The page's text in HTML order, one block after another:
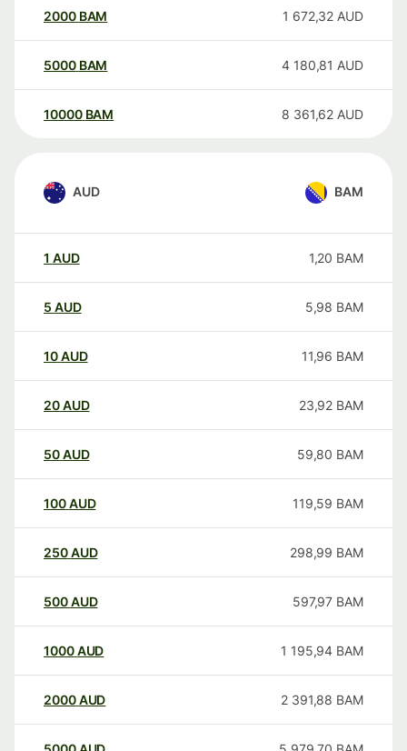
2000 BAM 1 672,32 AUD
5000 BAM 4 180,81 AUD
10000 BAM 8 361,62 AUD
AUD BAM
1 AUD 1,20 BAM
5 AUD 5,98 BAM
10AUD 11,96 BAM
20AUD 23,92 BAM
50AUD 59,80 BAM
100AUD 119,59 BAM
250AUD 298,99 BAM
500AUD 597,97 BAM
1000AUD 1 195,94 BAM
2000AUD 2 391,88 BAM